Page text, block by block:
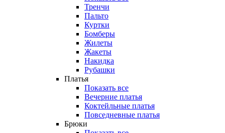
Тренчи
Пальто
Куртки
Бомберы
Жилеты
Жакеты
Накидка
Рубашки
Платья
Показать все
Вечерние платья
Коктейльные платья
Повседневные платья
Брюки